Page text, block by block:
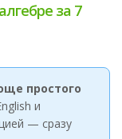
за 7
простого
и
— сразу